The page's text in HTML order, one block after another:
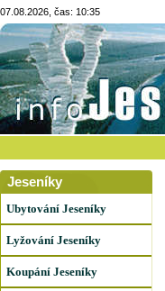
07.08.2026, čas: 10:35
Jeseníky
Ubytování Jeseníky
Lyžování Jeseníky
Koupání Jeseníky